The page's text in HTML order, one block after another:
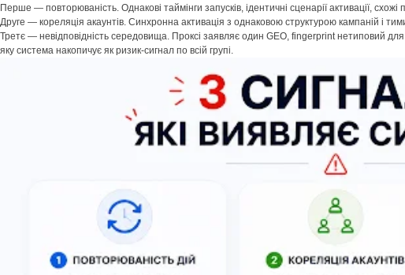
Перше — повторюваність. Однакові таймінги запусків, ідентичні сценарії активації,
Друге — кореляція акаунтів. Синхронна активація з однаковою структурою кампаній і
Третє — невідповідність середовища. Проксі заявляє один GEO, fingerprint нетиповий
яку система накопичує як ризик-сигнал по всій групі.